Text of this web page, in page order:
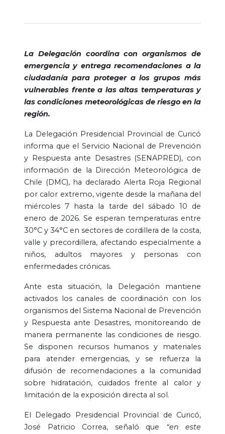
La Delegación coordina con organismos de
emergencia y entrega recomendaciones a la
ciudadanía para proteger a los grupos más
vulnerables frente a las altas temperaturas y
las condiciones meteorológicas de riesgo en la
región.
La Delegación Presidencial Provincial de Curicó
informa que el Servicio Nacional de Prevención
y Respuesta ante Desastres (SENAPRED), con
información de la Dirección Meteorológica de
Chile (DMC), ha declarado Alerta Roja Regional
por calor extremo, vigente desde la mañana del
miércoles 7 hasta la tarde del sábado 10 de
enero de 2026. Se esperan temperaturas entre
30°C y 34°C en sectores de cordillera de la costa,
valle y precordillera, afectando especialmente a
niños, adultos mayores y personas con
enfermedades crónicas.
Ante esta situación, la Delegación mantiene
activados los canales de coordinación con los
organismos del Sistema Nacional de Prevención
y Respuesta ante Desastres, monitoreando de
manera permanente las condiciones de riesgo.
Se disponen recursos humanos y materiales
para atender emergencias, y se refuerza la
difusión de recomendaciones a la comunidad
sobre hidratación, cuidados frente al calor y
limitación de la exposición directa al sol.
El Delegado Presidencial Provincial de Curicó,
José Patricio Correa, señaló que “en este